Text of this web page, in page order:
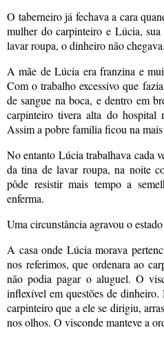
O taberneiro já fechava a cara
mulher do carpinteiro e Lúcia,
lavar roupa, o dinheiro não chegava.
A mãe de Lúcia era franzina e
Com o trabalho excessivo que
de sangue na boca, e dentro em
carpinteiro tivera alta do hospital
Assim a pobre família ficou na
No entanto Lúcia trabalhava cada
da tina de lavar roupa, na noite
pôde resistir mais tempo a
enferma.
Uma circunstância agravou o
A casa onde Lúcia morava
nos referimos, que ordenara ao
não podia pagar o aluguel. O
inflexível em questões de
carpinteiro que a ele se dirigiu,
nos olhos. O visconde manteve a